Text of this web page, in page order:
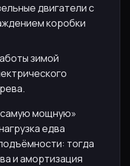
двигатели с
коробки
зимой
мощную»
едва
тогда
и амортизация